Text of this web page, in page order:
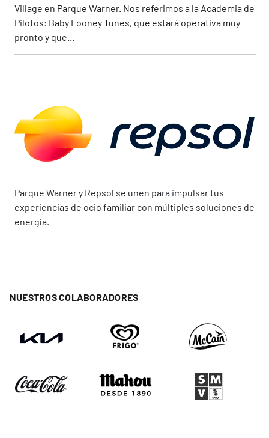
Village en Parque Warner. Nos referimos a la Academia de
Pilotos: Baby Looney Tunes, que estará operativa muy
pronto y que...
Parque Warner y Repsol se unen para impulsar tus
experiencias de ocio familiar con múltiples soluciones de
energía.
NUESTROS COLABORADORES